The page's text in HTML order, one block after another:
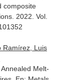
composite
. 2022. Vol.
Ramírez, Luis
Melt-